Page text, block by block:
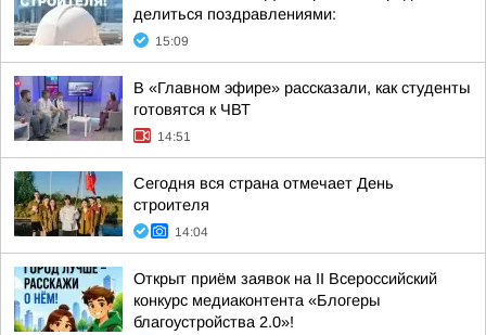
делиться поздравлениями:
15:09
В «Главном эфире» рассказали, как студенты
готовятся к ЧВТ
14:51
Сегодня вся страна отмечает День
строителя
14:04
Открыт приём заявок на II Всероссийский
конкурс медиаконтента «Блогеры
благоустройства 2.0»!